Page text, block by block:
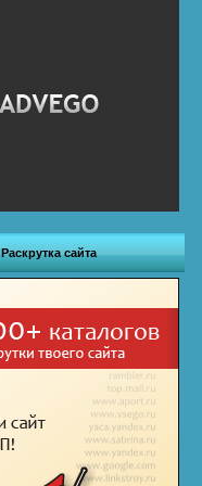
Раскрутка сайта